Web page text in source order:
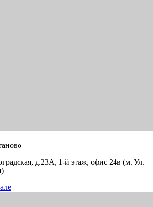
д.23А, 1-й этаж, офис 24в (м. Ул.